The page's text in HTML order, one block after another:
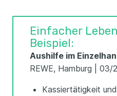
Einfacher
Beispiel:
Aushilfe im
REWE, Hamburg |
Kassiertätigkeit